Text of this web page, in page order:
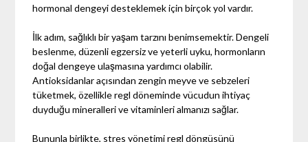
hormonal dengeyi desteklemek için birçok yol vardır.
İlk adım, sağlıklı bir yaşam tarzını benimsemektir. Dengeli
beslenme, düzenli egzersiz ve yeterli uyku, hormonların
doğal dengeye ulaşmasına yardımcı olabilir.
Antioksidanlar açısından zengin meyve ve sebzeleri
tüketmek, özellikle regl döneminde vücudun ihtiyaç
duyduğu mineralleri ve vitaminleri almanızı sağlar.
Bununla birlikte, stres yönetimi regl döngüsünü